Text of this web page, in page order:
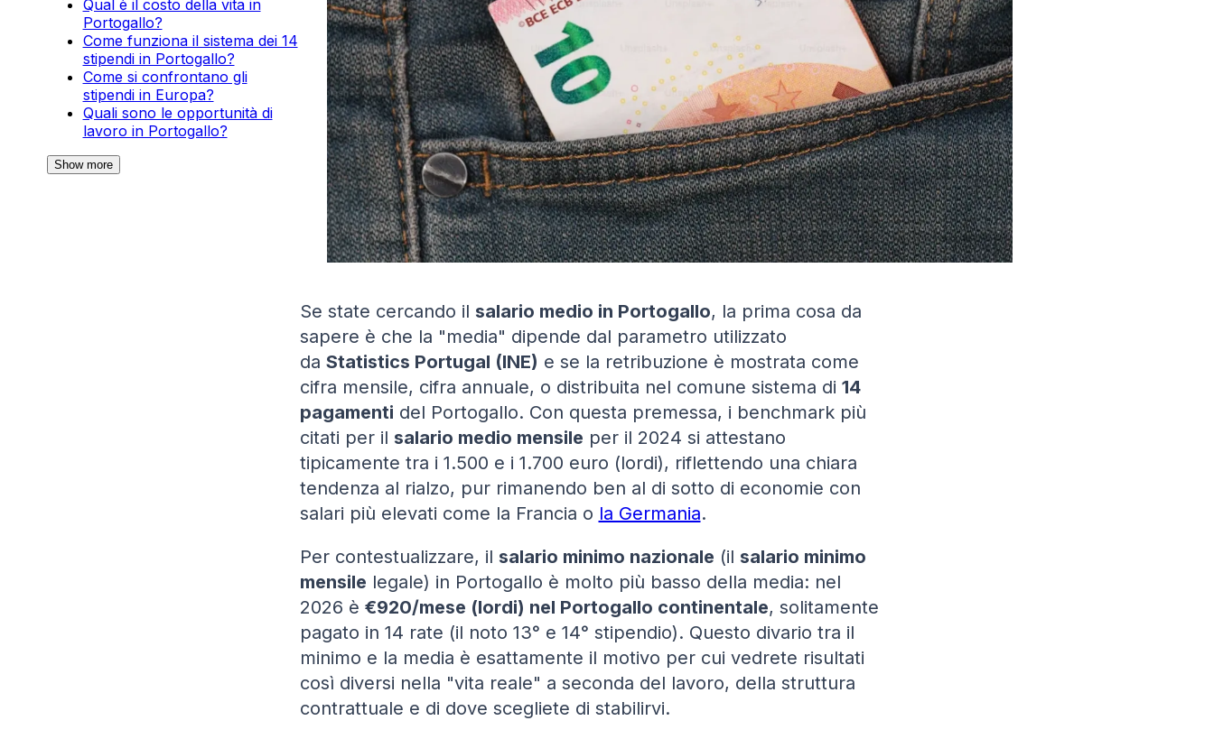
Qual è il costo della vita in
Portogallo?
Come funziona il sistema dei 14
stipendi in Portogallo?
Come si confrontano gli
stipendi in Europa?
Quali sono le opportunità di
lavoro in Portogallo?
Show more
Se state cercando il salario medio in Portogallo, la prima cosa da
sapere è che la "media" dipende dal parametro utilizzato
da Statistics Portugal (INE) e se la retribuzione è mostrata come
cifra mensile, cifra annuale, o distribuita nel comune sistema di 14
pagamenti del Portogallo. Con questa premessa, i benchmark più
citati per il salario medio mensile per il 2024 si attestano
tipicamente tra i 1.500 e i 1.700 euro (lordi), riflettendo una chiara
tendenza al rialzo, pur rimanendo ben al di sotto di economie con
salari più elevati come la Francia o la Germania.
Per contestualizzare, il salario minimo nazionale (il salario minimo
mensile legale) in Portogallo è molto più basso della media: nel
2026 è €920/mese (lordi) nel Portogallo continentale, solitamente
pagato in 14 rate (il noto 13° e 14° stipendio). Questo divario tra il
minimo e la media è esattamente il motivo per cui vedrete risultati
così diversi nella "vita reale" a seconda del lavoro, della struttura
contrattuale e di dove scegliete di stabilirvi.